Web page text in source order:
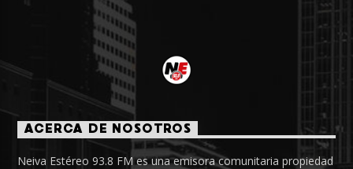
ACERCA DE NOSOTROS
Neiva Estéreo 93.8 FM es una emisora comunitaria propiedad